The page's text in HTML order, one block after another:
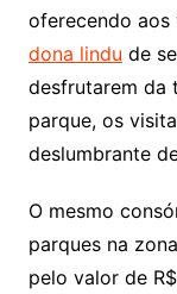
oferecendo
dona lindu de
desfrutarem da
parque, os
deslumbrante
O mesmo
parques na
pelo valor de